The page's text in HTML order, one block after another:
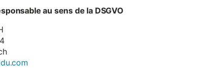
au sens de la DSGVO